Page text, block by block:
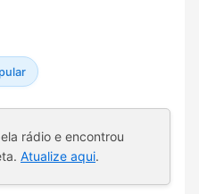
rádio e encontrou
Atualize aqui.